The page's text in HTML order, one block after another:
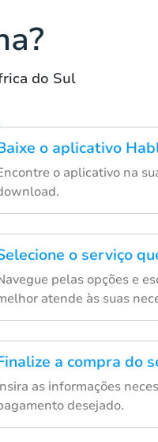
do Sul
o aplicativo
o aplicativo na
o serviço
pelas opções e
atende às suas
a compra do
as informações
desejado.